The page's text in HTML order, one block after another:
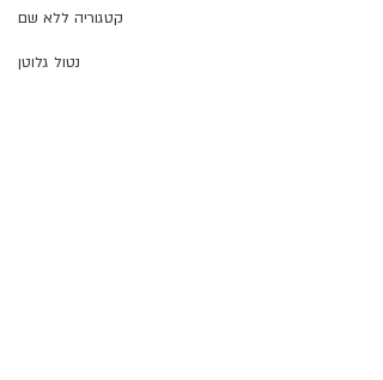
קטגוריה ללא שם
נטול גלוטן